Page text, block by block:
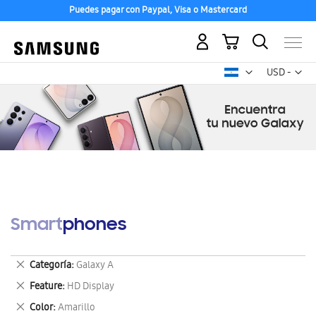
Puedes pagar con Paypal, Visa o Mastercard
USD -
dólar
Mi carrito
Smartphones
Categoría Galaxy A
Eliminar
este
artículo
Feature HD Display
Eliminar
este
Color Amarillo
Eliminar